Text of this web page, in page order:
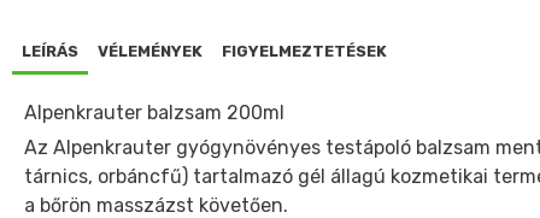
LEÍRÁS VÉLEMÉNYEK FIGYELMEZTETÉSEK
Alpenkrauter balzsam 200ml
Az Alpenkrauter gyógynövényes testápoló balzsam
tárnics, orbáncfű) tartalmazó gél állagú kozmetikai
a bőrön masszázst követően.